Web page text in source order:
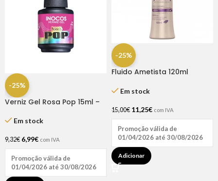
-25%
Verniz Gel Rosa Pop 15ml –
Em stock
9,32€ 6,99€ com IVA
Promoção válida de
01/04/2026 até 30/08/2026
-25%
Fluido Ametista 120ml
Em stock
15,00€ 11,25€ com IVA
Promoção válida de
01/04/2026 até 30/08/2026
Adicionar